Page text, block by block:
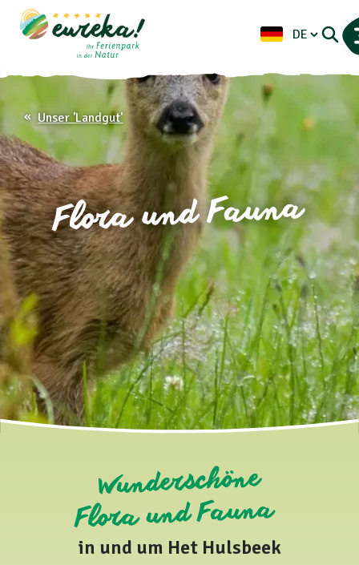
Flora und Fauna
Unser 'Landgut'
Wunderschöne
Flora und Fauna
in und um Het Hulsbeek